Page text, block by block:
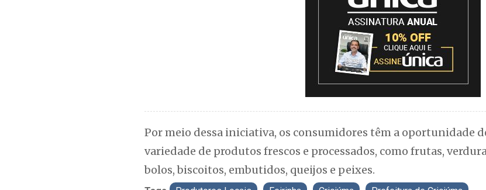
Por meio dessa iniciativa, os consumidores têm a oportunidade
variedade de produtos frescos e processados, como frutas,
bolos, biscoitos, embutidos, queijos e peixes.